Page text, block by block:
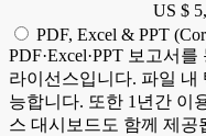
US $
PDF, Excel & PPT
PDF·Excel·PPT 보고서
라이선스입니다. 파일 내
능합니다. 또한 1년간 이
스 대시보드도 함께 제공